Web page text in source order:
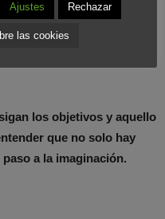
para que la creatividad
por lo general,
los objetivos y aquello
que no solo hay
a la imaginación.
Ajustes Rechazar
las cookies